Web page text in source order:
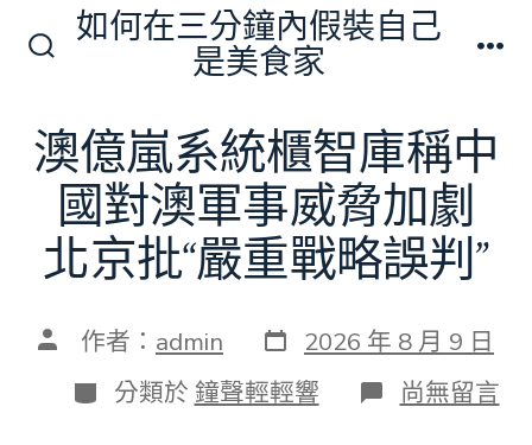
切
換
開
關
如何在三分鐘內假裝自己
是美食家
澳億嵐系統櫃智庫稱中
國對澳軍事威脅加劇
北京批“嚴重戰略誤判”
文 作者： admin 發
表
日
期
2026 年 8 月 9 日
分
類
分類於 鐘聲輕輕響 在
〈澳
尚無留言